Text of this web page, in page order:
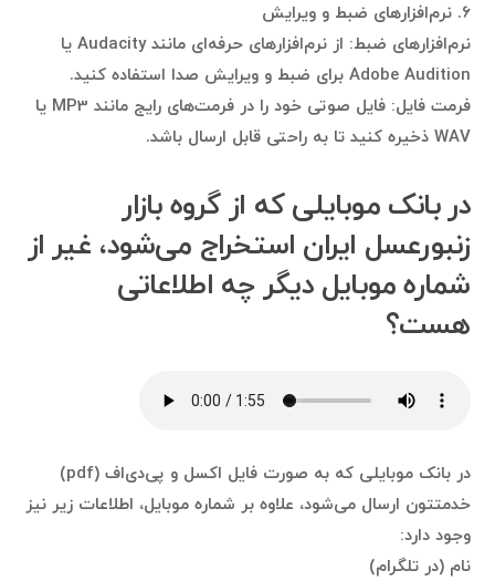
۶. نرم‌افزارهای ضبط و ویرایش
نرم‌افزارهای ضبط: از نرم‌افزارهای حرفه‌ای مانند Audacity یا
Adobe Audition برای ضبط و ویرایش صدا استفاده کنید.
فرمت فایل: فایل صوتی خود را در فرمت‌های رایج مانند MP3 یا
WAV ذخیره کنید تا به راحتی قابل ارسال باشد.
در بانک موبایلی که از گروه بازار
زنبورعسل ایران استخراج می‌شود، غیر از
شماره موبایل دیگر چه اطلاعاتی
هست؟
در بانک موبایلی که به صورت فایل اکسل و پی‌دی‌اف (pdf)
خدمتتون ارسال می‌شود، علاوه بر شماره موبایل، اطلاعات زیر نیز
وجود دارد:
نام (در تلگرام)